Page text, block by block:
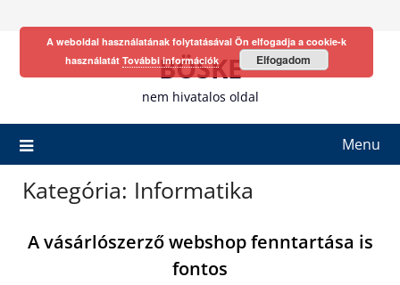
BÖSKE
nem hivatalos oldal
Menu
Kategória: Informatika
A vásárlószerző webshop fenntartása is
fontos
A weboldal használatának folytatásával Ön elfogadja a cookie-k
használatát További információk Elfogadom